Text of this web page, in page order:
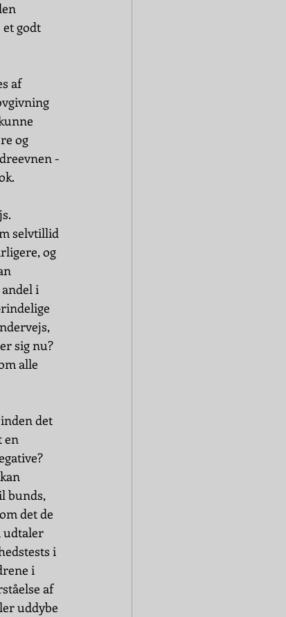
godt
af
og
-
selvtillid
og
i
sig nu?
alle
det
en
bunds,
det de
udtaler
i
i
af
uddybe